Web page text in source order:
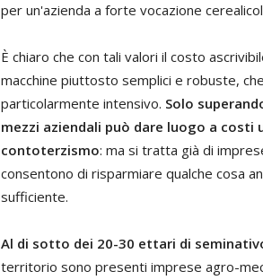
per un'azienda a forte vocazione
È chiaro che con tali valori il costo
macchine piuttosto semplici e robuste,
particolarmente intensivo. Solo
mezzi aziendali può dare luogo a
contoterzismo: ma si tratta già di
consentono di risparmiare qualche cosa
sufficiente.
Al di sotto dei 20-30 ettari di
territorio sono presenti imprese agro-